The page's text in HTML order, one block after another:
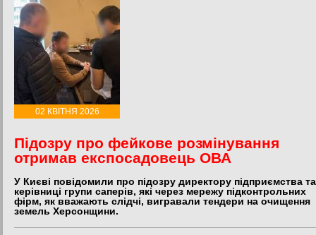
02 КВІТНЯ 2026
Підозру про фейкове розмінування
отримав експосадовець ОВА
У Києві повідомили про підозру директору підприємства та
керівниці групи саперів, які через мережу підконтрольних
фірм, як вважають слідчі, вигравали тендери на очищення
земель Херсонщини.